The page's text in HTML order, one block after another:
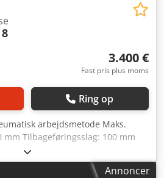
3.400 €
Fast pris plus moms
Ring op
arbejdsmetode Maks.
Tilbageføringsslag: 100 mm
30 kN Maks. profilehøjde:
Ahajha Vægt: ca. 280 kg
Annoncer